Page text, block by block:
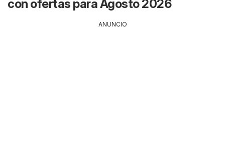
con ofertas para Agosto 2026
ANUNCIO